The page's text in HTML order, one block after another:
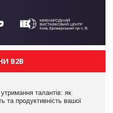
B2B
талантів: як
та продуктивність вашої